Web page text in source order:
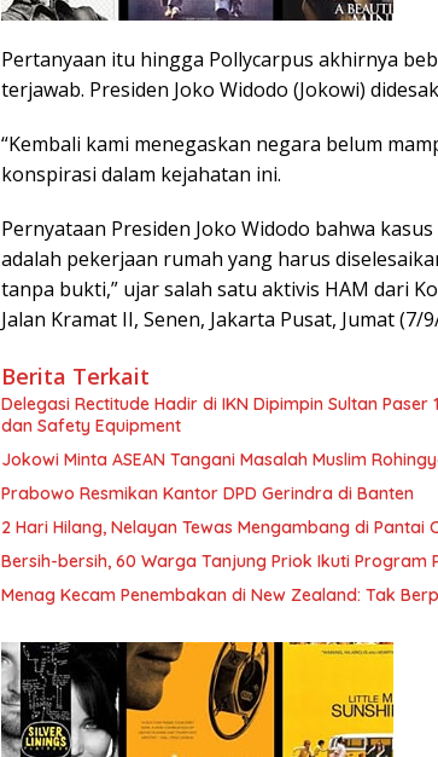
Pertanyaan itu hingga Pollycarpus akhirnya
terjawab. Presiden Joko Widodo (Jokowi)
“Kembali kami menegaskan negara belum
konspirasi dalam kejahatan ini.
Pernyataan Presiden Joko Widodo bahwa
adalah pekerjaan rumah yang harus
tanpa bukti,” ujar salah satu aktivis HAM dari
Jalan Kramat II, Senen, Jakarta Pusat, Jumat (7/
Berita Terkait
Delegasi Rectitude Hadir di IKN Dipimpin Sultan Paser
dan Safety Equipment
Jokowi Minta ASEAN Tangani Masalah Muslim
Prabowo Resmikan Kantor DPD Gerindra di Banten
2 Hari Hilang, Nelayan Tewas Mengambang di Pantai
Bersih-bersih, 60 Warga Tanjung Priok Ikuti Program
Menag Kecam Penembakan di New Zealand: Tak